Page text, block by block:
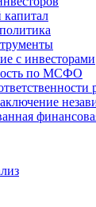
с инвеcторами
по МСФО